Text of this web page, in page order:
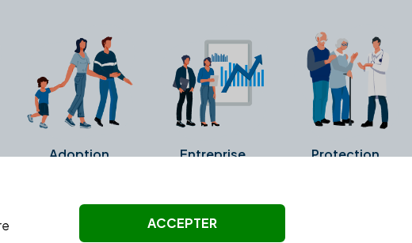
Adoption Entreprise Protection
ni été collectés ni été vérifiés par Alexia.fr.
ACCEPTER